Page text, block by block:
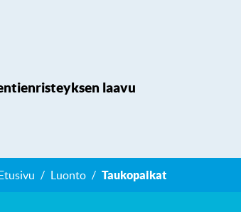
laavu
Luonto Taukopaikat